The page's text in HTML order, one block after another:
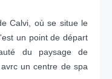
Calvi, où se situe le
un point de départ
du paysage de
un centre de spa